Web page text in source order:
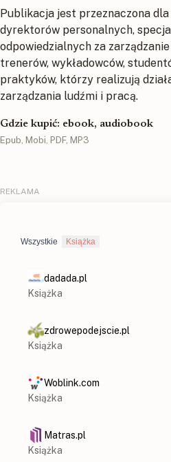
Publikacja jest przeznaczona dla
dyrektorów personalnych,
odpowiedzialnych za
trenerów, wykładowców,
praktyków, którzy realizują
zarządzania ludźmi i pracą.
Gdzie kupić: ebook, audiobook
Epub, Mobi, PDF, MP3